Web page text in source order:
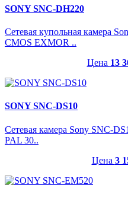
SONY SNC-DH220
Сетевая купольная камера
CMOS EXMOR ..
Цена 13
SONY SNC-DS10
Сетевая камера Sony SNC-
PAL 30..
Цена 3